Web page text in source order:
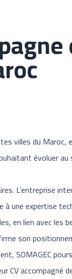
villes du Maroc,
évoluer au
L’entreprise
une expertise
en lien avec les
son
SOMAGEC
CV accompagné